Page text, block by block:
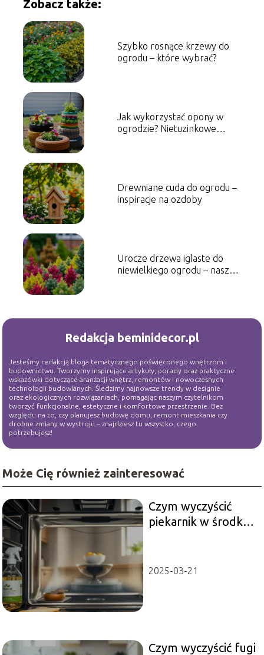
Zobacz także:
Szybko rosnące krzewy do
ogrodu – które wybrać?
Jak wykorzystać opony w
ogrodzie? Nietuzinkowe
Drewniane cuda do ogrodu –
inspiracje na ozdoby
Urocze drzewa iglaste do
niewielkiego ogrodu – nasze
Redakcja beminidecor.pl
Jesteśmy redakcją bloga tematycznego poświęconego wnętrzom i
budownictwu. Tworzymy inspirujące artykuły, porady oraz praktyczne
wskazówki dotyczące aranżacji wnętrz, remontów i nowoczesnych
technologii budowlanych. Śledzimy najnowsze trendy w designie
oraz ekologicznych rozwiązaniach, pomagając naszym czytelnikom
tworzyć funkcjonalne, estetyczne i komfortowe przestrzenie. Bez
względu na to, czy planujesz budowę domu, remont mieszkania czy
drobne zmiany w wystroju – znajdziesz tu wszystko, czego
potrzebujesz!
Może Cię również zainteresować
Czym wyczyścić
piekarnik w środku?
2025-03-21
Czym wyczyścić fugi